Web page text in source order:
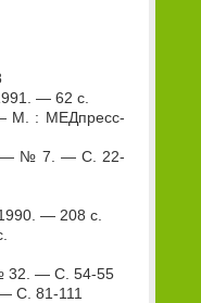
— 62 с.
— М. : МЕДпресс-
— № 7. — С. 22-
— 208 с.
32. — С. 54-55
С. 81-111